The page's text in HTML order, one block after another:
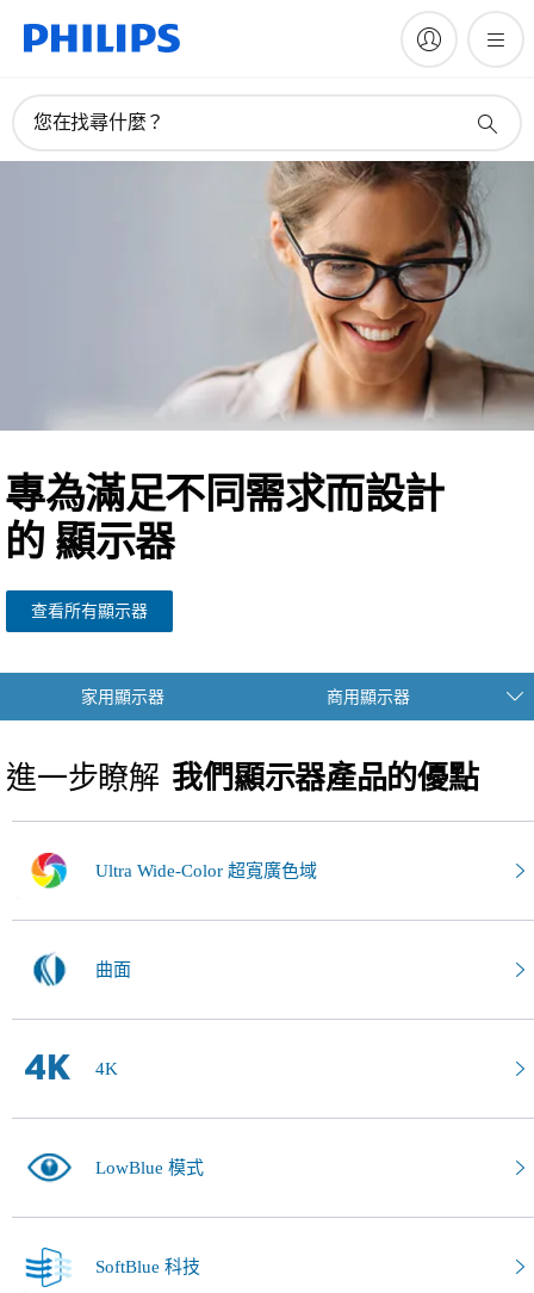
您在找尋什麼？
專為滿足不同需求而設計
的 顯示器
查看所有顯示器
家用顯示器 商用顯示器
進一步瞭解 我們顯示器產品的優點
Ultra Wide-Color 超寬廣色域
曲面
4K
LowBlue 模式
SoftBlue 科技